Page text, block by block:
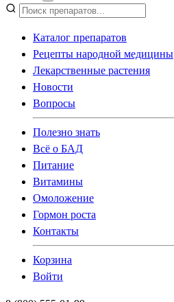
Каталог препаратов
Рецепты народной медицины
Лекарственные растения
Новости
Вопросы
Полезно знать
Всё о БАД
Питание
Витамины
Омоложение
Гормон роста
Контакты
Корзина
Войти